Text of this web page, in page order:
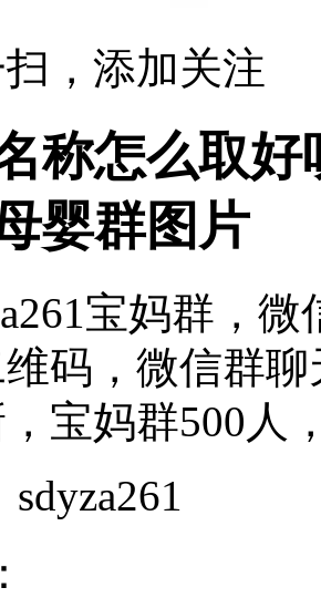
，添加关注
称怎么取
婴群图片
宝妈群，
码，微信群
宝妈群500人
sdyza261